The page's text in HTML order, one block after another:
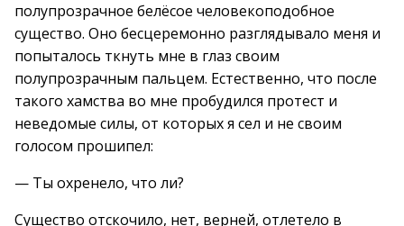
полупрозрачное белёсое человекоподобное
существо. Оно бесцеремонно разглядывало меня и
попыталось ткнуть мне в глаз своим
полупрозрачным пальцем. Естественно, что после
такого хамства во мне пробудился протест и
неведомые силы, от которых я сел и не своим
голосом прошипел:
— Ты охренело, что ли?
Существо отскочило, нет, верней, отлетело в